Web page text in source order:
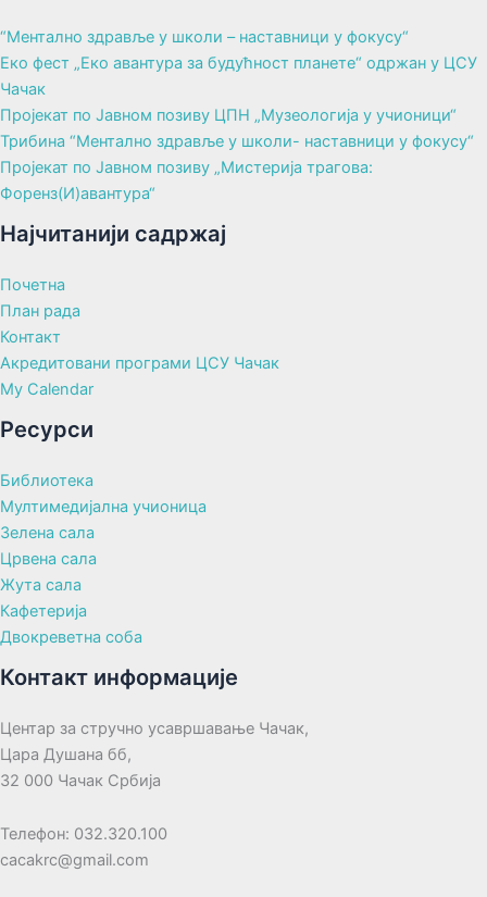
“Ментално здравље у школи – наставници у фокусу“
Еко фест „Еко авантура за будућност планете“ одржан у ЦСУ
Чачак
Пројекат по Јавном позиву ЦПН „Музеологија у учионици“
Трибина “Ментално здравље у школи- наставници у фокусу“
Пројекат по Јавном позиву „Мистерија трагова:
Форенз(И)авантура“
Најчитанији садржај
Почетна
План рада
Контакт
Акредитовани програми ЦСУ Чачак
My Calendar
Ресурси
Библиотека
Мултимедијална учионица
Зелена сала
Црвена сала
Жута сала
Кафетерија
Двокреветна соба
Контакт информације
Центар за стручно усавршавање Чачак,
Цара Душана бб,
32 000 Чачак Србија
Телефон: 032.320.100
cacakrc@gmail.com